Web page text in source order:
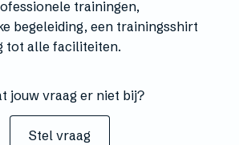
trainingen,
begeleiding, een trainingsshirt
tot alle faciliteiten.
jouw vraag er niet bij?
Stel vraag